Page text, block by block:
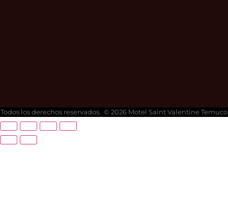
Todos los derechos reservados. © 2026 Motel Saint Valentine Temuco